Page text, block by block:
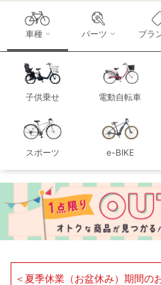
車種
子供乗せ 電動自転車
スポーツ e-BIKE
パーツ ブラ
＜夏季休業（お盆休み）期間の